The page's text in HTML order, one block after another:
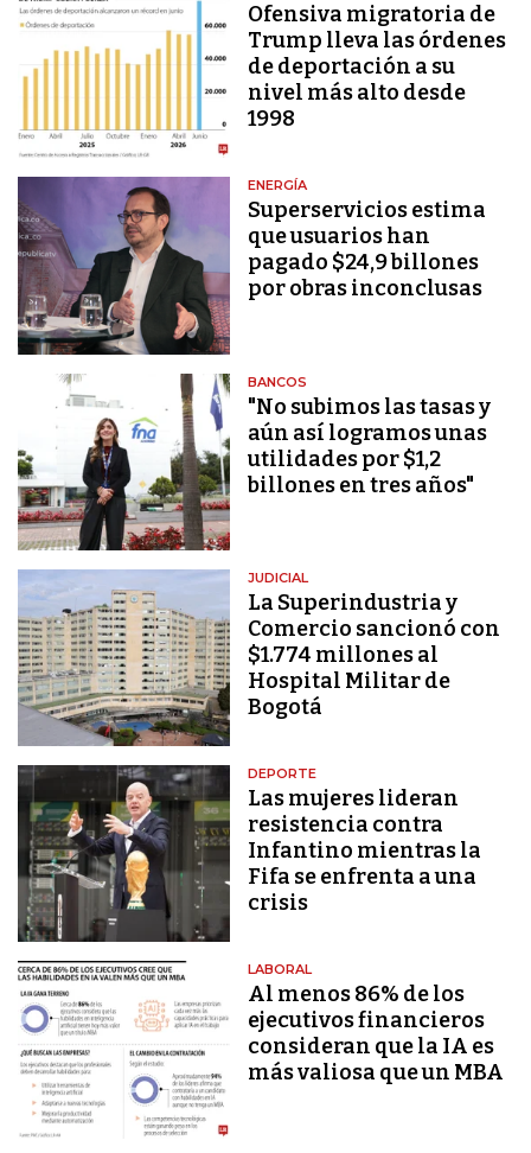
Ofensiva migratoria de
Trump lleva las órdenes
de deportación a su
nivel más alto desde
1998
ENERGÍA
Superservicios estima
que usuarios han
pagado $24,9 billones
por obras inconclusas
BANCOS
"No subimos las tasas y
aún así logramos unas
utilidades por $1,2
billones en tres años"
JUDICIAL
La Superindustria y
Comercio sancionó con
$1.774 millones al
Hospital Militar de
Bogotá
DEPORTE
Las mujeres lideran
resistencia contra
Infantino mientras la
Fifa se enfrenta a una
crisis
LABORAL
Al menos 86% de los
ejecutivos financieros
consideran que la IA es
más valiosa que un MBA